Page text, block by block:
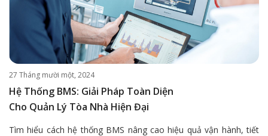
27 Tháng mười một, 2024
Hệ Thống BMS: Giải Pháp Toàn Diện
Cho Quản Lý Tòa Nhà Hiện Đại
Tìm hiểu cách hệ thống BMS nâng cao hiệu quả vận hành, tiết